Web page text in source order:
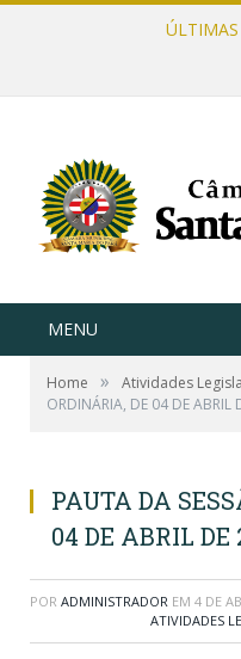
MENU
Home » Atividades
ORDINÁRIA, DE 04 DE ABRIL
PAUTA DA
04 DE ABRIL DE
POR ADMINISTRADOR EM 4 DE
ATIVIDADES